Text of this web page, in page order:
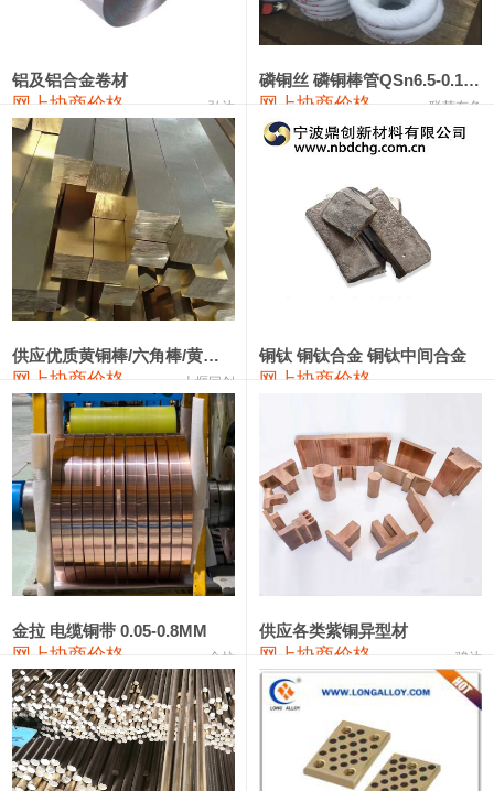
18,900—19,100 19,000 100
1#电解锰(99.7%袋装) 18,000—18,200 18,100 100
1#铬 60,000—82,000
553#硅 9,300—9,500
441#硅 9,600—9,800 9,700
3303#硅 10,300—10,500 10,400
2202#硅 14,100—14,300
金属硅3303#-2202# 10,400—14,200 12,300 0
漆包线 111,970—115,970 113,970
磷铜合金 110,800—117,600 114,200 400
无氧铜丝(硬) 109,710—110,010 109,860
R410A专用紫铜管 113,700—113,700
铸造铝合金锭(A380） 26,300—26,500 26,400 100
铝合金ADC12 24,200—24,400 100
铸造铝合金锭(ZL102) 24,300—24,500 24,400
铝及铝合金卷材
网上协商价格 弘达
磷铜丝 磷铜棒管QSn6.5-0.1 7-0.2 8-0.3
网上协商价格 联荣有色
供应优质黄铜棒/六角棒/黄铜方板
网上协商价格 十堰同创
铜钛 铜钛合金 铜钛中间合金
网上协商价格
金拉 电缆铜带 0.05-0.8MM
网上协商价格 金拉
供应各类紫铜异型材
网上协商价格 骏达